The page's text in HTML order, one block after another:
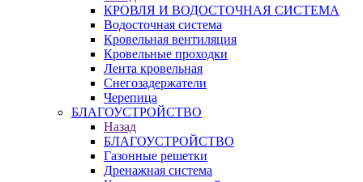
КРОВЛЯ И ВОДОСТОЧНАЯ СИСТЕМА
Водосточная система
Кровельная вентиляция
Кровельные проходки
Лента кровельная
Снегозадержатели
Черепица
БЛАГОУСТРОЙСТВО
Назад
БЛАГОУСТРОЙСТВО
Газонные решетки
Дренажная система